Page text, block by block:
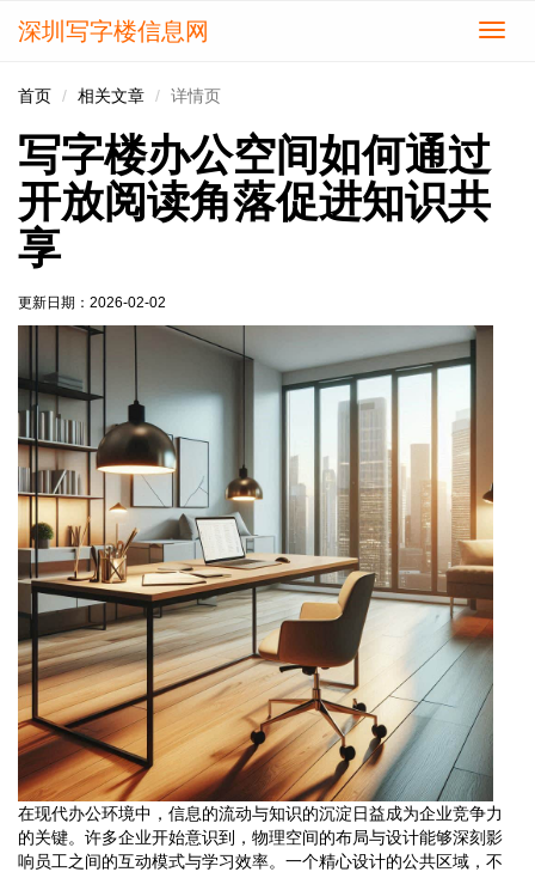
切
深圳写字楼信息网
首页 相关文章 详情页
写字楼办公空间如何通过
开放阅读角落促进知识共
享
更新日期： 2026-02-02
在现代办公环境中，信息的流动与知识的沉淀日益成为企业竞争力
的关键。许多企业开始意识到，物理空间的布局与设计能够深刻影
响员工之间的互动模式与学习效率。一个精心设计的公共区域，不